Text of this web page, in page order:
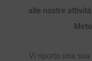
alle nostre
Vi riporto una sua